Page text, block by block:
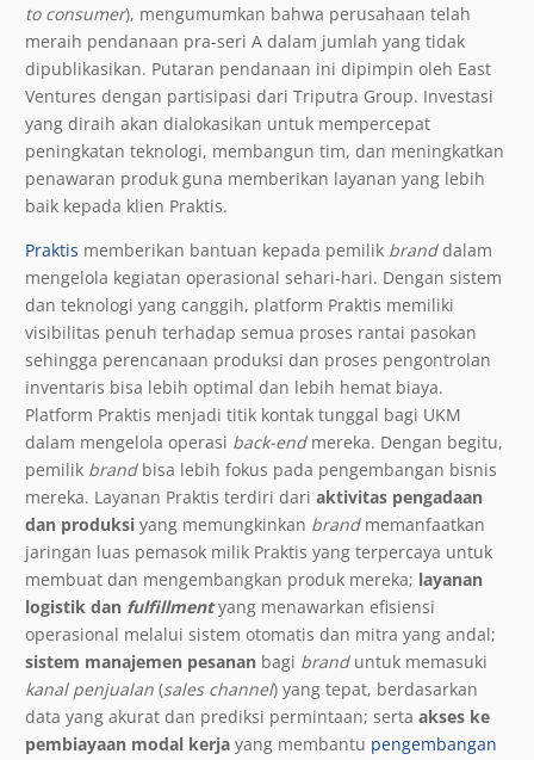
to consumer), mengumumkan bahwa perusahaan telah
meraih pendanaan pra-seri A dalam jumlah yang tidak
dipublikasikan. Putaran pendanaan ini dipimpin oleh East
Ventures dengan partisipasi dari Triputra Group. Investasi
yang diraih akan dialokasikan untuk mempercepat
peningkatan teknologi, membangun tim, dan meningkatkan
penawaran produk guna memberikan layanan yang lebih
baik kepada klien Praktis.
Praktis memberikan bantuan kepada pemilik branddalam
mengelola kegiatan operasional sehari-hari. Dengan sistem
dan teknologi yang canggih, platform Praktis memiliki
visibilitas penuh terhadap semua proses rantai pasokan
sehingga perencanaan produksi dan proses pengontrolan
inventaris bisa lebih optimal dan lebih hemat biaya.
Platform Praktis menjadi titik kontak tunggal bagi UKM
dalam mengelola operasi back-endmereka. Dengan begitu,
pemilik brandbisa lebih fokus pada pengembangan bisnis
mereka. Layanan Praktis terdiri dari aktivitas pengadaan
dan produksi yang memungkinkan brandmemanfaatkan
jaringan luas pemasok milik Praktis yang terpercaya untuk
membuat dan mengembangkan produk mereka; layanan
logistik dan fulfillment yang menawarkan efisiensi
operasional melalui sistem otomatis dan mitra yang andal;
sistem manajemen pesanan bagi brand untuk memasuki
kanal penjualan (sales channel) yang tepat, berdasarkan
data yang akurat dan prediksi permintaan; serta akses ke
pembiayaan modal kerja yang membantu pengembangan